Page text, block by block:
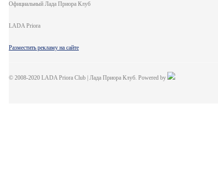
Официальный Лада Приора Клуб
LADA Priora
Разместить рекламу на сайте
© 2008-2020 LADA Priora Club | Лада Приора Клуб. Powered by